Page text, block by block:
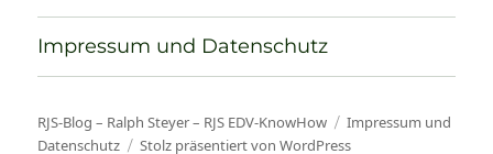
Impressum und Datenschutz
RJS-Blog – Ralph Steyer – RJS EDV-KnowHow
Impressum und
Datenschutz
Stolz präsentiert von WordPress